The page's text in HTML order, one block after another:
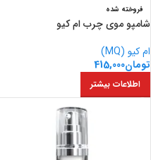
فروخته شده
شامپو موی چرب ام کیو
ام کیو (MQ)
تومان415,000
اطلاعات بیشتر